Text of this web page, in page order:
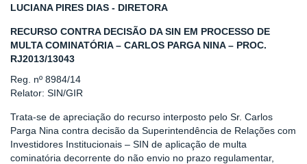
LUCIANA PIRES DIAS - DIRETORA
RECURSO CONTRA DECISÃO DA SIN EM PROCESSO DE
MULTA COMINATÓRIA – CARLOS PARGA NINA – PROC.
RJ2013/13043
Reg. nº 8984/14
Relator: SIN/GIR
Trata-se de apreciação do recurso interposto pelo Sr. Carlos
Parga Nina contra decisão da Superintendência de Relações com
Investidores Institucionais – SIN de aplicação de multa
cominatória decorrente do não envio no prazo regulamentar,